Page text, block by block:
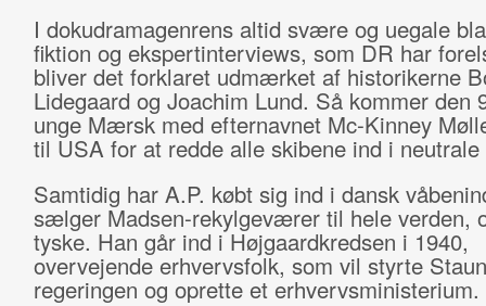
I dokudramagenrens altid svære og uegale
fiktion og ekspertinterviews, som DR har
bliver det forklaret udmærket af historikerne
Lidegaard og Joachim Lund. Så kommer den
unge Mærsk med efternavnet Mc-Kinney
til USA for at redde alle skibene ind i neutrale
Samtidig har A.P. købt sig ind i dansk
sælger Madsen-rekylgeværer til hele verden,
tyske. Han går ind i Højgaardkredsen i 1940,
overvejende erhvervsfolk, som vil styrte
regeringen og oprette et erhvervsministerium.